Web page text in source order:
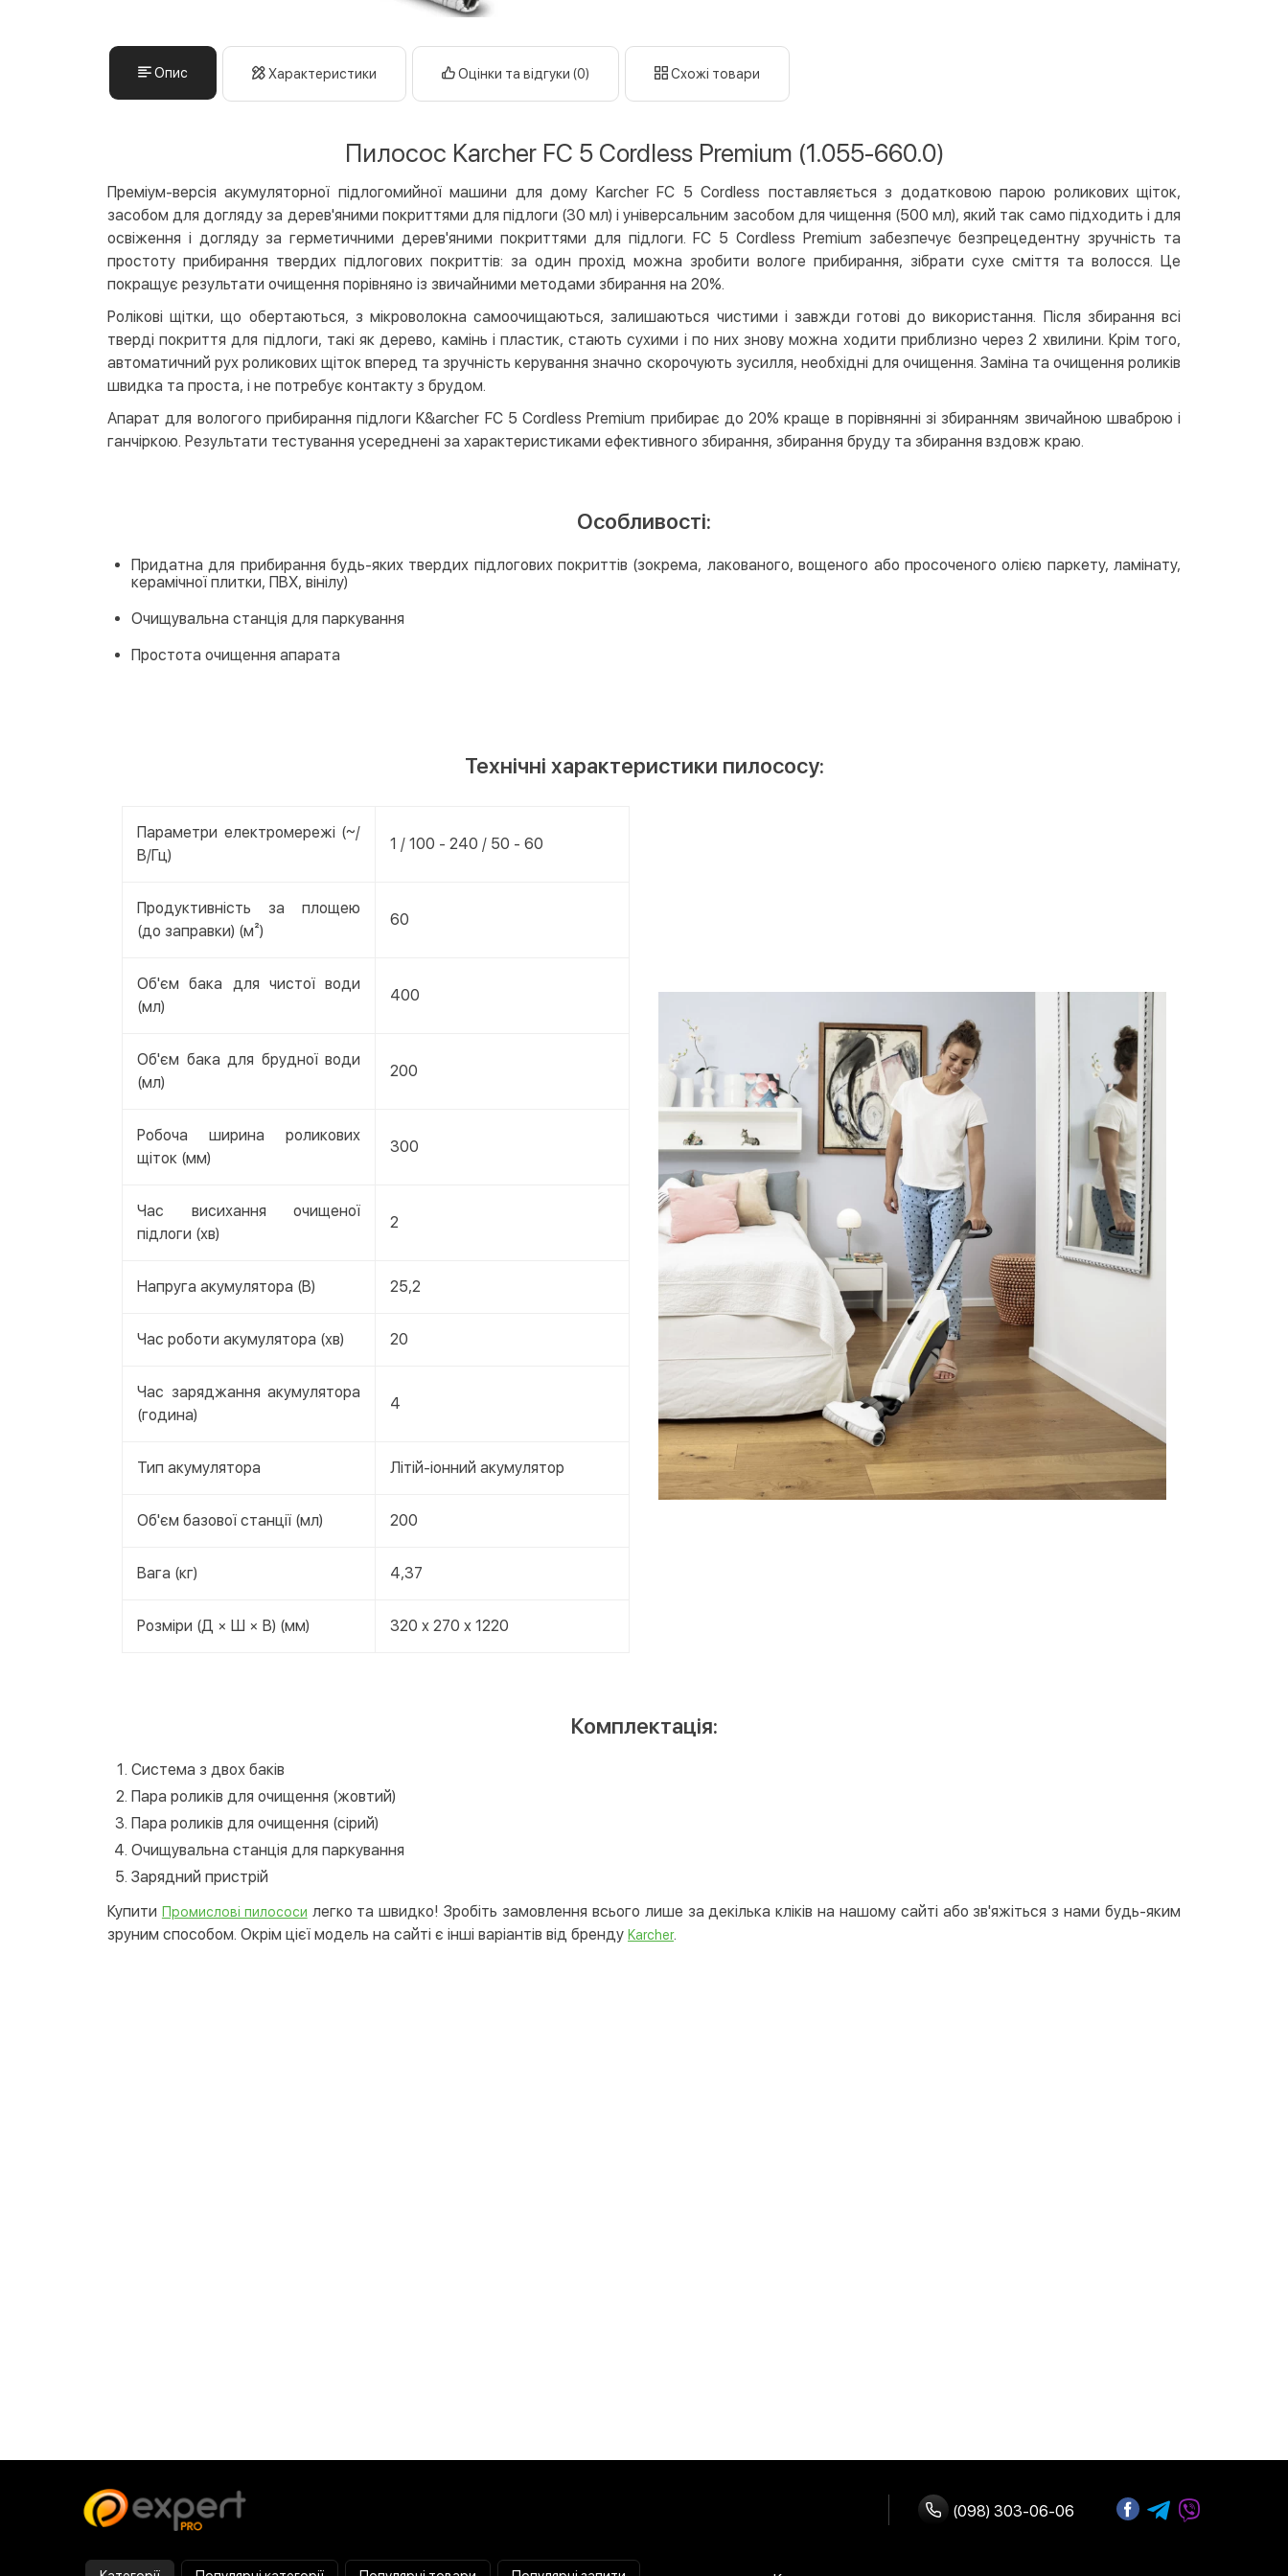
Apple Pay
Безготівковий розрахунок
Оплата на карту юр.особи
Безкоштовно
Кредит
Миттєва розстрочка (Приватбанк)
Оплата частинами (Приватбанк)
Опис Характеристики Оцінки та відгуки (0) Схожі товари
Пилосос Karcher FC 5 Cordless Premium (1.055-660.0)
Преміум-версія акумуляторної підлогомийної машини для дому Karcher FC 5 Cordless поставляється з додатковою парою роликових щіток,
засобом для догляду за дерев'яними покриттями для підлоги (30 мл) і універсальним засобом для чищення (500 мл), який так само підходить і для
освіження і догляду за герметичними дерев'яними покриттями для підлоги. FC 5 Cordless Premium забезпечує безпрецедентну зручність та
простоту прибирання твердих підлогових покриттів: за один прохід можна зробити вологе прибирання, зібрати сухе сміття та волосся. Це
покращує результати очищення порівняно із звичайними методами збирання на 20%.
Ролікові щітки, що обертаються, з мікроволокна самоочищаються, залишаються чистими і завжди готові до використання. Після збирання всі
тверді покриття для підлоги, такі як дерево, камінь і пластик, стають сухими і по них знову можна ходити приблизно через 2 хвилини. Крім того,
автоматичний рух роликових щіток вперед та зручність керування значно скорочують зусилля, необхідні для очищення. Заміна та очищення роликів
швидка та проста, і не потребує контакту з брудом.
Апарат для вологого прибирання підлоги K&archer FC 5 Cordless Premium прибирає до 20% краще в порівнянні зі збиранням звичайною шваброю і
ганчіркою. Результати тестування усереднені за характеристиками ефективного збирання, збирання бруду та збирання вздовж краю.
Особливості:
Придатна для прибирання будь-яких твердих підлогових покриттів (зокрема, лакованого, вощеного або просоченого олією паркету, ламінату,
керамічної плитки, ПВХ, вінілу)
Очищувальна станція для паркування
Простота очищення апарата
Технічні характеристики пилососу:
Параметри електромережі (~/
В/Гц)
1 / 100 - 240 / 50 - 60
Продуктивність за площею
(до заправки) (м²)
60
Об'єм бака для чистої води
(мл)
400
Об'єм бака для брудної води
(мл)
200
Робоча ширина роликових
щіток (мм)
300
Час висихання очищеної
підлоги (хв)
2
Напруга акумулятора (B) 25,2
Час роботи акумулятора (хв) 20
Час заряджання акумулятора
(година)
4
Тип акумулятора Літій-іонний акумулятор
Об'єм базової станції (мл) 200
Вага (кг) 4,37
Розміри (Д × Ш × В) (мм) 320 x 270 x 1220
Комплектація:
Система з двох баків
Пара роликів для очищення (жовтий)
Пара роликів для очищення (сірий)
Очищувальна станція для паркування
Зарядний пристрій
Купити Промислові пилососи легко та швидко! Зробіть замовлення всього лише за декілька кліків на нашому сайті або зв'яжіться з нами будь-яким
зруним способом. Окрім цієї модель на сайті є інші варіантів від бренду Karcher.
(098) 303-06-06